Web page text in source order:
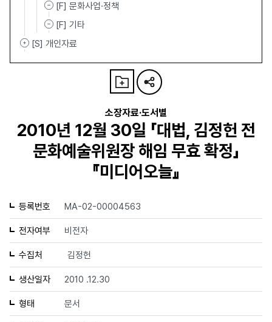
[F] 문화사업·정책
[F] 기타
[S] 개인자료
소장자료·도서별
2010년 12월 30일 「대법, 김정헌 전
문화예술위원장 해임 무효 확정」
『미디어오늘』
등록번호 MA-02-00004563
전자여부 비전자
수집처 김정헌
생산일자 2010 .12.30
형태 문서